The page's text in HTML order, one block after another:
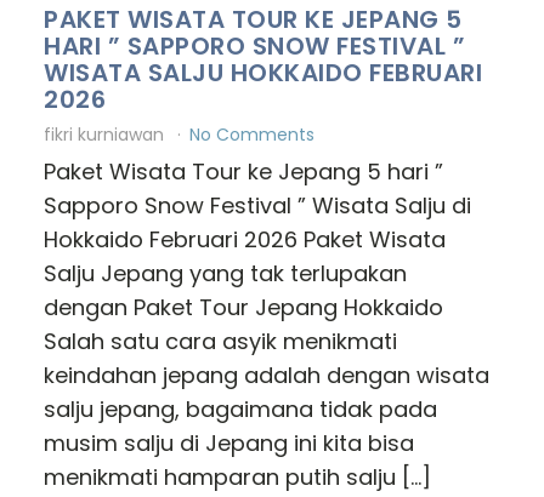
PAKET WISATA TOUR KE JEPANG 5
HARI ” SAPPORO SNOW FESTIVAL ”
WISATA SALJU HOKKAIDO FEBRUARI
2026
fikri kurniawan No Comments
Paket Wisata Tour ke Jepang 5 hari ”
Sapporo Snow Festival ” Wisata Salju di
Hokkaido Februari 2026 Paket Wisata
Salju Jepang yang tak terlupakan
dengan Paket Tour Jepang Hokkaido
Salah satu cara asyik menikmati
keindahan jepang adalah dengan wisata
salju jepang, bagaimana tidak pada
musim salju di Jepang ini kita bisa
menikmati hamparan putih salju […]